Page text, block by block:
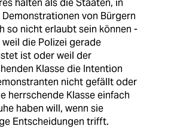
halten als die Staaten, in
Demonstrationen von Bürgern
so nicht erlaubt sein können -
weil die Polizei gerade
ist oder weil der
Klasse die Intention
nicht gefällt oder
herrschende Klasse einfach
haben will, wenn sie
Entscheidungen trifft.